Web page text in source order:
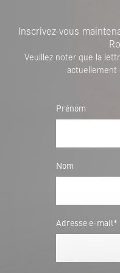
Inscrivez-vous
Veuillez noter que la
actuellement
Prénom
Nom
Adresse e-mail*